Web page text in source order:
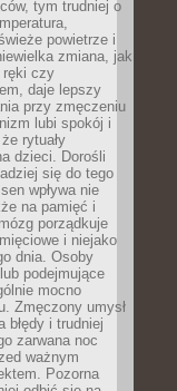
tym trudniej o
powietrze i
zmiana, jak
ręki czy
daje lepszy
przy zmęczeniu
lubi spokój i
rytuały
dzieci. Dorośli
się do tego
wpływa nie
na pamięć i
porządkuje
i niejako
dnia. Osoby
podejmujące
mocno
Zmęczony umysł
błędy i trudniej
zarwana noc
ważnym
Pozorna